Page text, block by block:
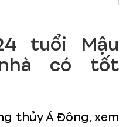
tuổi Mậu
có tốt
thủy Á Đông, xem